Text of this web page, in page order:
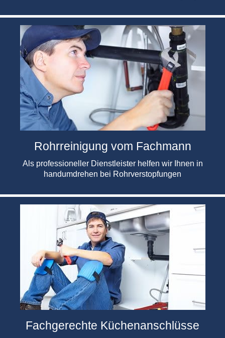
Rohrreinigung vom Fachmann
Als professioneller Dienstleister helfen wir Ihnen in
handumdrehen bei Rohrverstopfungen
Fachgerechte Küchenanschlüsse